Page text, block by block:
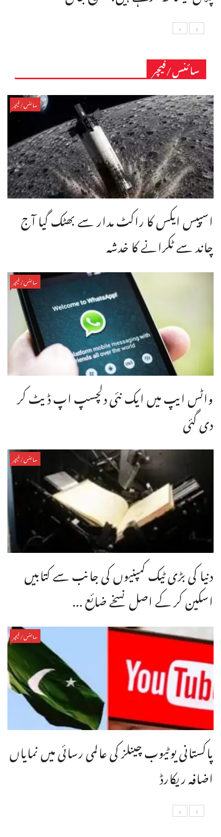
سائنس/فیچر
سائنس/فیچر
اسپیس ایکس کا راکٹ مدار سے بھٹک گیا آج
چاند سے ٹکرانے کا خدشہ
سائنس/فیچر
واٹس ایپ میں ایک نئی دلچسپ اپ ڈیٹ کر
دی گئی
سائنس/فیچر
دنیا کی بڑی ٹیک کمپنیوں کی جانب سے کتابیں
اسکین کر کے اصل نسخے ضائع ...
سائنس/فیچر
پاکستانی یوٹیوب چینلز کی عالمی رسائی میں نمایاں
اضافہ ریکارڈ